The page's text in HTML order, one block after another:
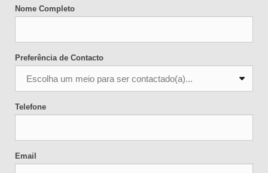
Nome Completo
Preferência de Contacto
Telefone
Email